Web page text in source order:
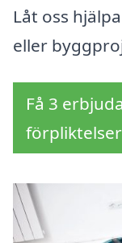
Låt oss
eller
Få 3
förpliktelser